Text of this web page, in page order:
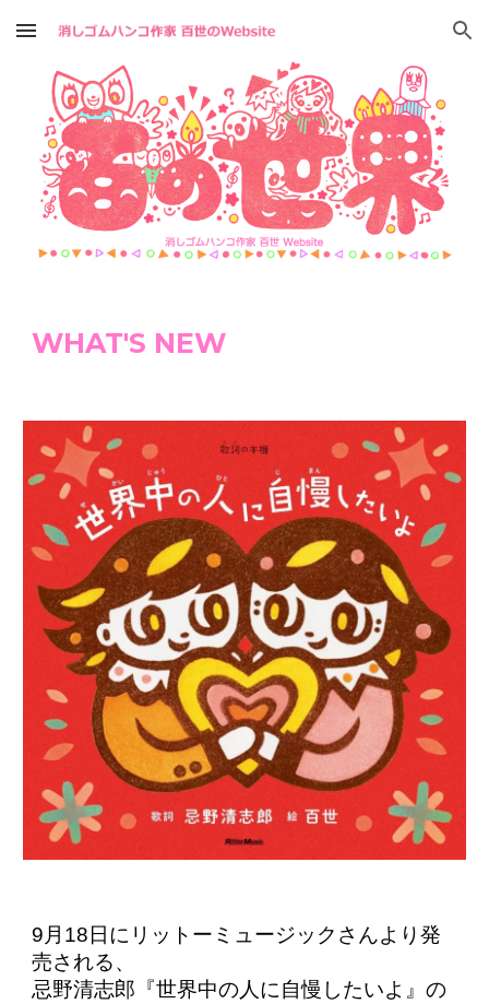
Skip to main content Skip to navigation
WHAT'S NEW
9月18日にリットーミュージックさんより発
売される、
忌野清志郎『世界中の人に自慢したいよ』の